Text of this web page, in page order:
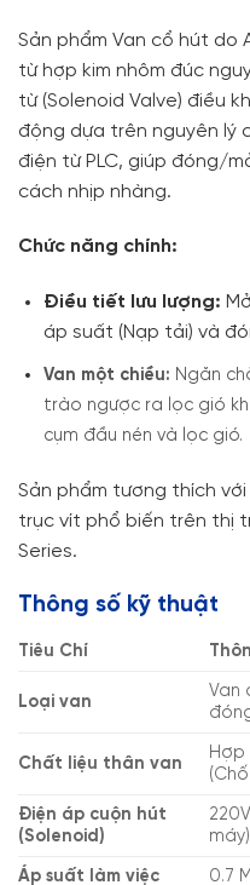
Sản phẩm Van cổ hút do
từ hợp kim nhôm đúc
từ (Solenoid Valve) điều
động dựa trên nguyên lý
điện từ PLC, giúp đóng/
cách nhịp nhàng.
Chức năng chính:
Điều tiết lưu lượng:
áp suất (Nạp tải) và
Van một chiều: Ngăn
trào ngược ra lọc gió
cụm đầu nén và lọc gió.
Sản phẩm tương thích
trục vít phổ biến trên thị
Series.
Thông số kỹ thuật
Tiêu Chí
Loại van
Van
Chất liệu thân van
Hợp
Điện áp cuộn hút
(Solenoid)
máy)
Áp suất làm việc 0.7